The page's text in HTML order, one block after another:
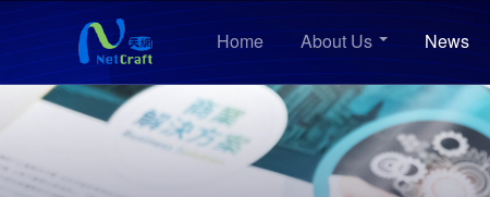
Home About Us News